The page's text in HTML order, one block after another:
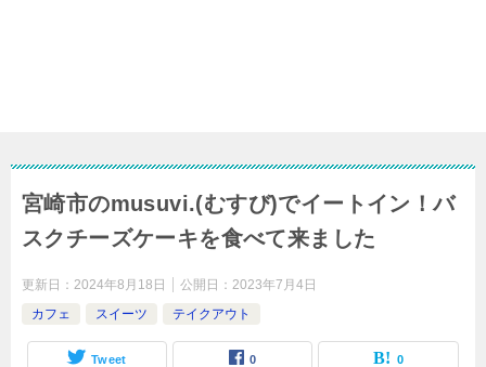
宮崎市のmusuvi.(むすび)でイートイン！バ
スクチーズケーキを食べて来ました
更新日： 2024年8月18日 公開日： 2023年7月4日
カフェ
スイーツ テイクアウト
Tweet 0 0